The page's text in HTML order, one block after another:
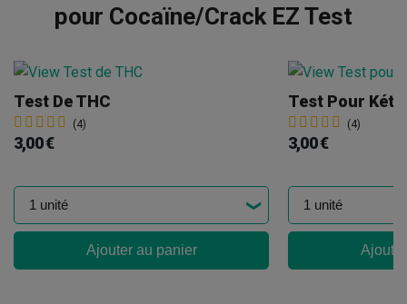
pour Cocaïne/Crack EZ Test
Test De THC
(4)
3,00 €
Ajouter au panier
Test Pour
(4)
3,00 €